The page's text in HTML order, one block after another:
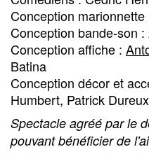
Conception marionnette
Conception bande-son
Conception affiche :
Batina
Conception décor et
Humbert, Patrick
Spectacle agréé par le
pouvant bénéficier de